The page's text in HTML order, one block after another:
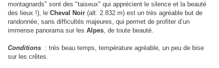
montagnards" sont des "taiseux" qui apprécient le silence et la beauté
des lieux !), le Cheval Noir (alt. 2.832 m) est un très agréable but de
randonnée, sans difficultés majeures, qui permet de profiter d’un
immense panorama sur les Alpes, de toute beauté.
Conditions : très beau temps, température agréable, un peu de bise
sur les crêtes.